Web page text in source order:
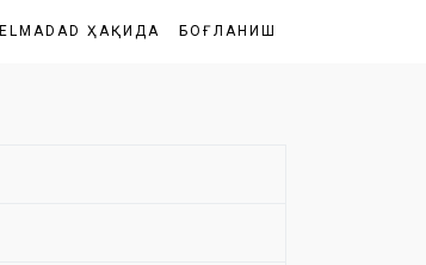
ELMADAD ҲАҚИДА БОҒЛАНИШ